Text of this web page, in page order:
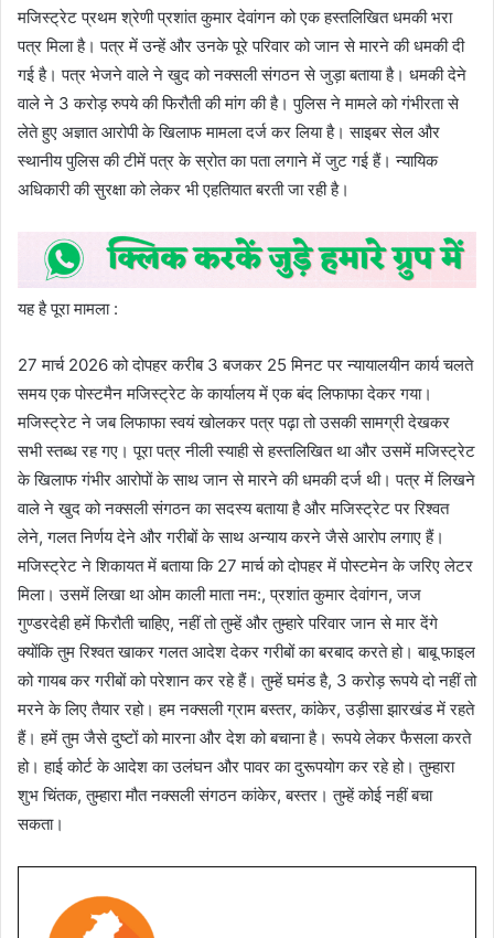
मजिस्ट्रेट प्रथम श्रेणी प्रशांत कुमार देवांगन को एक हस्तलिखित धमकी भरा
पत्र मिला है। पत्र में उन्हें और उनके पूरे परिवार को जान से मारने की धमकी दी
गई है। पत्र भेजने वाले ने खुद को नक्सली संगठन से जुड़ा बताया है। धमकी देने
वाले ने 3 करोड़ रुपये की फिरौती की मांग की है। पुलिस ने मामले को गंभीरता से
लेते हुए अज्ञात आरोपी के खिलाफ मामला दर्ज कर लिया है। साइबर सेल और
स्थानीय पुलिस की टीमें पत्र के स्रोत का पता लगाने में जुट गई हैं। न्यायिक
अधिकारी की सुरक्षा को लेकर भी एहतियात बरती जा रही है।
यह है पूरा मामला :
27 मार्च 2026 को दोपहर करीब 3 बजकर 25 मिनट पर न्यायालयीन कार्य चलते
समय एक पोस्टमैन मजिस्ट्रेट के कार्यालय में एक बंद लिफाफा देकर गया।
मजिस्ट्रेट ने जब लिफाफा स्वयं खोलकर पत्र पढ़ा तो उसकी सामग्री देखकर
सभी स्तब्ध रह गए। पूरा पत्र नीली स्याही से हस्तलिखित था और उसमें मजिस्ट्रेट
के खिलाफ गंभीर आरोपों के साथ जान से मारने की धमकी दर्ज थी। पत्र में लिखने
वाले ने खुद को नक्सली संगठन का सदस्य बताया है और मजिस्ट्रेट पर रिश्वत
लेने, गलत निर्णय देने और गरीबों के साथ अन्याय करने जैसे आरोप लगाए हैं।
मजिस्ट्रेट ने शिकायत में बताया कि 27 मार्च को दोपहर में पोस्टमेन के जरिए लेटर
मिला। उसमें लिखा था ओम काली माता नम:, प्रशांत कुमार देवांगन, जज
गुण्डरदेही हमें फिरौती चाहिए, नहीं तो तुम्हें और तुम्हारे परिवार जान से मार देंगे
क्योंकि तुम रिश्वत खाकर गलत आदेश देकर गरीबों का बरबाद करते हो। बाबू फाइल
को गायब कर गरीबों को परेशान कर रहे हैं। तुम्हें घमंड है, 3 करोड़ रूपये दो नहीं तो
मरने के लिए तैयार रहो। हम नक्सली ग्राम बस्तर, कांकेर, उड़ीसा झारखंड में रहते
हैं। हमें तुम जैसे दुष्टों को मारना और देश को बचाना है। रूपये लेकर फैसला करते
हो। हाई कोर्ट के आदेश का उलंघन और पावर का दुरूपयोग कर रहे हो। तुम्हारा
शुभ चिंतक, तुम्हारा मौत नक्सली संगठन कांकेर, बस्तर। तुम्हें कोई नहीं बचा
सकता।